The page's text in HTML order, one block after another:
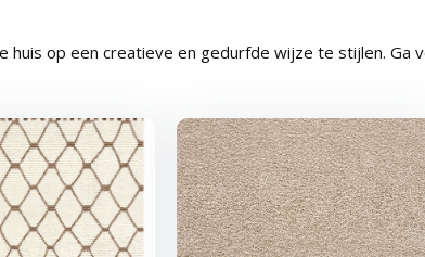
op een creatieve en gedurfde wijze te stijlen. Ga